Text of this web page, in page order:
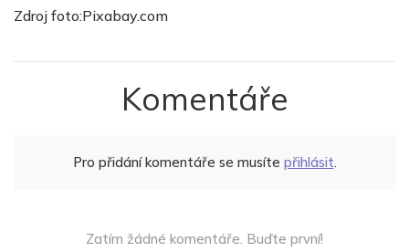
Zdroj foto:Pixabay.com
Komentáře
Pro přidání komentáře se musíte přihlásit.
Zatím žádné komentáře. Buďte první!